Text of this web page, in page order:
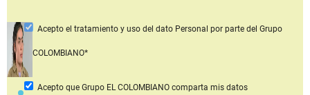
Acepto el tratamiento y uso del dato Personal por parte del Grupo
EL COLOMBIANO*
Acepto que Grupo EL COLOMBIANOcomparta mis datos